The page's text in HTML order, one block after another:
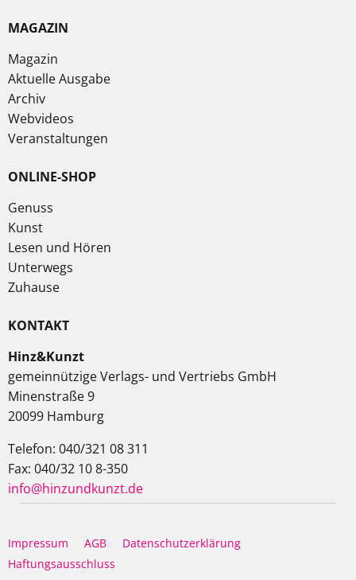
MAGAZIN
Magazin
Aktuelle Ausgabe
Archiv
Webvideos
Veranstaltungen
ONLINE-SHOP
Genuss
Kunst
Lesen und Hören
Unterwegs
Zuhause
KONTAKT
Hinz&Kunzt
gemeinnützige Verlags- und Vertriebs GmbH
Minenstraße 9
20099 Hamburg
Telefon: 040/321 08 311
Fax: 040/32 10 8-350
info@hinzundkunzt.de
Impressum AGB
Datenschutzerklärung
Haftungsausschluss